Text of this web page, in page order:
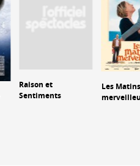
Raison et
Sentiments
Les Matins